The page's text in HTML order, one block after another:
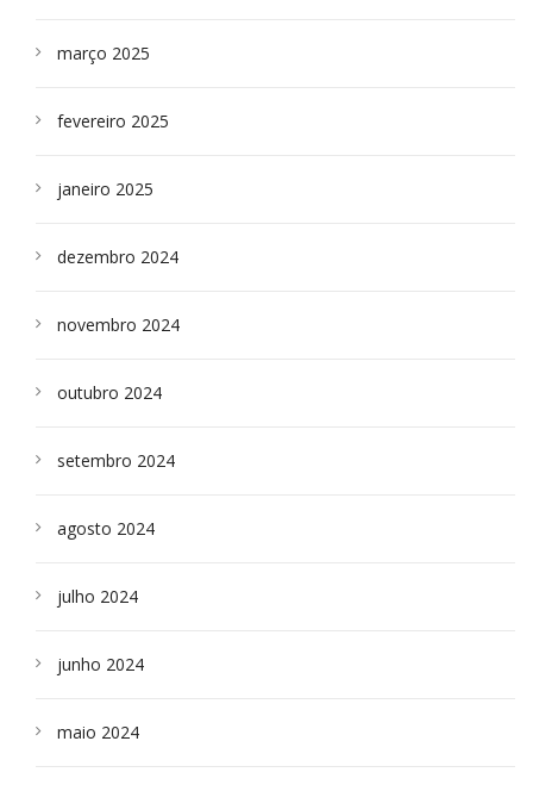
março 2025
fevereiro 2025
janeiro 2025
dezembro 2024
novembro 2024
outubro 2024
setembro 2024
agosto 2024
julho 2024
junho 2024
maio 2024